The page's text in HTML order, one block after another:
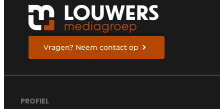
Vragen? Neem contact op
PROFIEL